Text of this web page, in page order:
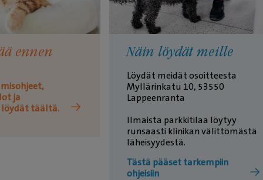
ennen
ja
täältä.
Näin löydät meille
Löydät meidät osoitteesta
Myllärinkatu 10, 53550
Lappeenranta
Ilmaista parkkitilaa löytyy
runsaasti klinikan välittömästä
läheisyydestä.
Tästä pääset tarkempiin
ohjeisiin
Kati Sokura
saanut aina.